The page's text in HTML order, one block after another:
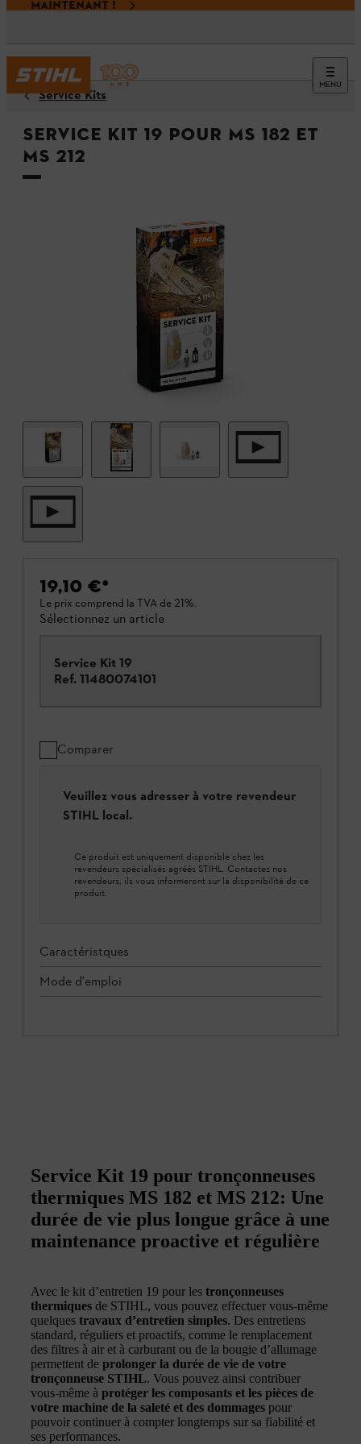
MAINTENANT !
MENU
Service Kits
Service Kit 19 pour MS 182 et
MS 212
19,10 €*
Le prix comprend la TVA de 21%.
Sélectionnez un article
Service Kit 19
Ref. 11480074101
Comparer
Veuillez vous adresser à votre revendeur
STIHL local.
Ce produit est uniquement disponible chez les
revendeurs spécialisés agréés STIHL. Contactez nos
revendeurs, ils vous informeront sur la disponibilité de ce
produit.
Caractéristques
Mode d'emploi
Service Kit 19 pour tronçonneuses
thermiques MS 182 et MS 212: Une
durée de vie plus longue grâce à une
maintenance proactive et régulière
Avec le kit d’entretien 19 pour les tronçonneuses
thermiques de STIHL, vous pouvez effectuer vous-même
quelques travaux d’entretien simples. Des entretiens
standard, réguliers et proactifs, comme le remplacement
des filtres à air et à carburant ou de la bougie d’allumage
permettent de prolonger la durée de vie de votre
tronçonneuse STIHL. Vous pouvez ainsi contribuer
vous-même à protéger les composants et les pièces de
votre machine de la saleté et des dommages pour
pouvoir continuer à compter longtemps sur sa fiabilité et
ses performances.